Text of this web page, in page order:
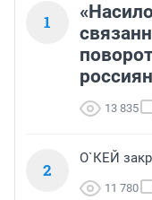
1
13 835
2
О`КЕЙ
11 780